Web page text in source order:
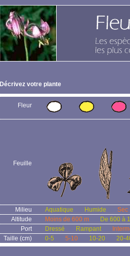
Décrivez votre plante
Fleur
Feuille
Milieu Aquatique Humide
Sec
Altitude
Moins de 600 m
De 600 à
Port
Dressé Rampant
Taille (cm)
0-5 5-10 10-20 20-